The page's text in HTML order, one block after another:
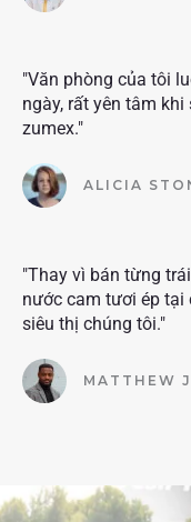
"Văn phòng của tôi
ngày, rất yên tâm
zumex."
ALICIA
"Thay vì bán từng
nước cam tươi ép tại
siêu thị chúng tôi."
MATTHEW